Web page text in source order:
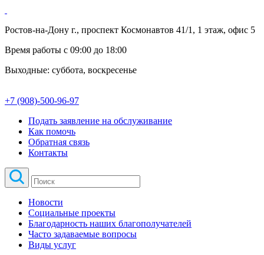
Ростов-на-Дону г., проспект Космонавтов 41/1, 1 этаж, офис 5
Время работы с 09:00 до 18:00
Выходные: суббота, воскресенье
+7 (908)-500-96-97
Подать заявление на обслуживание
Как помочь
Обратная связь
Контакты
Новости
Социальные проекты
Благодарность наших благополучателей
Часто задаваемые вопросы
Виды услуг